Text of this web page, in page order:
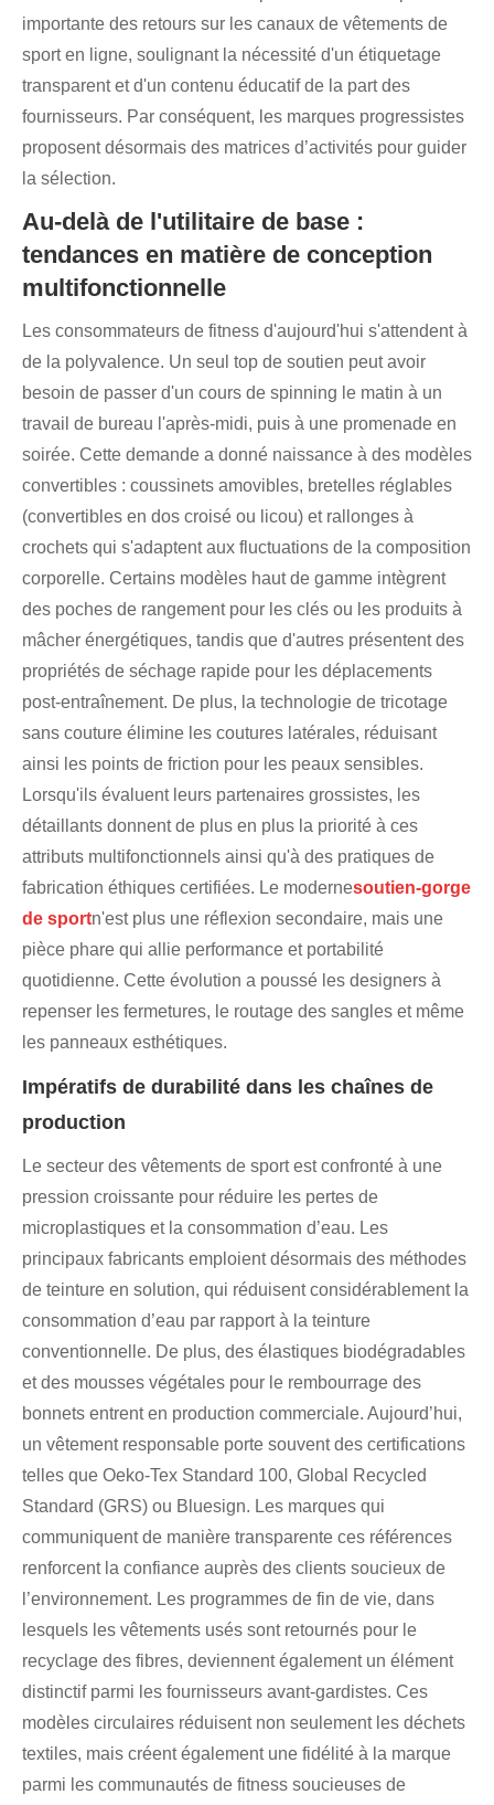
importante des retours sur les canaux de vêtements de
sport en ligne, soulignant la nécessité d'un étiquetage
transparent et d'un contenu éducatif de la part des
fournisseurs. Par conséquent, les marques progressistes
proposent désormais des matrices d’activités pour guider
la sélection.
Au-delà de l'utilitaire de base :
tendances en matière de conception
multifonctionnelle
Les consommateurs de fitness d'aujourd'hui s'attendent à
de la polyvalence. Un seul top de soutien peut avoir
besoin de passer d'un cours de spinning le matin à un
travail de bureau l'après-midi, puis à une promenade en
soirée. Cette demande a donné naissance à des modèles
convertibles : coussinets amovibles, bretelles réglables
(convertibles en dos croisé ou licou) et rallonges à
crochets qui s'adaptent aux fluctuations de la composition
corporelle. Certains modèles haut de gamme intègrent
des poches de rangement pour les clés ou les produits à
mâcher énergétiques, tandis que d'autres présentent des
propriétés de séchage rapide pour les déplacements
post-entraînement. De plus, la technologie de tricotage
sans couture élimine les coutures latérales, réduisant
ainsi les points de friction pour les peaux sensibles.
Lorsqu'ils évaluent leurs partenaires grossistes, les
détaillants donnent de plus en plus la priorité à ces
attributs multifonctionnels ainsi qu'à des pratiques de
fabrication éthiques certifiées. Le modernesoutien-gorge
de sportn'est plus une réflexion secondaire, mais une
pièce phare qui allie performance et portabilité
quotidienne. Cette évolution a poussé les designers à
repenser les fermetures, le routage des sangles et même
les panneaux esthétiques.
Impératifs de durabilité dans les chaînes de
production
Le secteur des vêtements de sport est confronté à une
pression croissante pour réduire les pertes de
microplastiques et la consommation d’eau. Les
principaux fabricants emploient désormais des méthodes
de teinture en solution, qui réduisent considérablement la
consommation d’eau par rapport à la teinture
conventionnelle. De plus, des élastiques biodégradables
et des mousses végétales pour le rembourrage des
bonnets entrent en production commerciale. Aujourd’hui,
un vêtement responsable porte souvent des certifications
telles que Oeko-Tex Standard 100, Global Recycled
Standard (GRS) ou Bluesign. Les marques qui
communiquent de manière transparente ces références
renforcent la confiance auprès des clients soucieux de
l’environnement. Les programmes de fin de vie, dans
lesquels les vêtements usés sont retournés pour le
recyclage des fibres, deviennent également un élément
distinctif parmi les fournisseurs avant-gardistes. Ces
modèles circulaires réduisent non seulement les déchets
textiles, mais créent également une fidélité à la marque
parmi les communautés de fitness soucieuses de